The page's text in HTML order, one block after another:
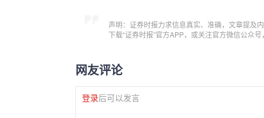
声明：证券时报力求信息真实、准确，文章提及
下载“证券时报”官方APP，或关注官方微信公众
网友评论
登录后可以发言